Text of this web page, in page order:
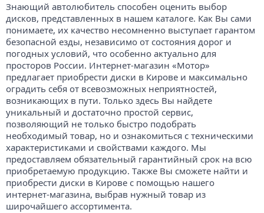
Знающий автолюбитель способен оценить выбор
дисков, представленных в нашем каталоге. Как Вы сами
понимаете, их качество несомненно выступает гарантом
безопасной езды, независимо от состояния дорог и
погодных условий, что особенно актуально для
просторов России. Интернет-магазин «Мотор»
предлагает приобрести диски в Кирове и максимально
оградить себя от всевозможных неприятностей,
возникающих в пути. Только здесь Вы найдете
уникальный и достаточно простой сервис,
позволяющий не только быстро подобрать
необходимый товар, но и ознакомиться с техническими
характеристиками и свойствами каждого. Мы
предоставляем обязательный гарантийный срок на всю
приобретаемую продукцию. Также Вы сможете найти и
приобрести диски в Кирове с помощью нашего
интернет-магазина, выбрав нужный товар из
широчайшего ассортимента.